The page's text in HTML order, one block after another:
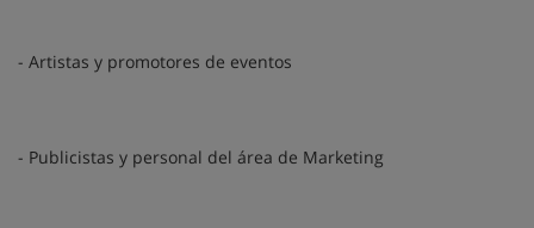
- Artistas y promotores de eventos
- Publicistas y personal del área de Marketing